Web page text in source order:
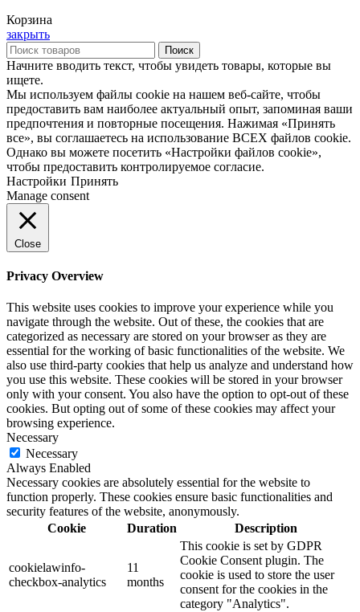
Корзина
закрыть
Поиск
Начните вводить текст, чтобы увидеть товары, которые вы
ищете.
Мы используем файлы cookie на нашем веб-сайте, чтобы
предоставить вам наиболее актуальный опыт, запоминая ваши
предпочтения и повторные посещения. Нажимая «Принять
все», вы соглашаетесь на использование ВСЕХ файлов cookie.
Однако вы можете посетить «Настройки файлов cookie»,
чтобы предоставить контролируемое согласие.
Настройки Принять
Manage consent
Close
Privacy Overview
This website uses cookies to improve your experience while you
navigate through the website. Out of these, the cookies that are
categorized as necessary are stored on your browser as they are
essential for the working of basic functionalities of the website. We
also use third-party cookies that help us analyze and understand how
you use this website. These cookies will be stored in your browser
only with your consent. You also have the option to opt-out of these
cookies. But opting out of some of these cookies may affect your
browsing experience.
Necessary
Necessary
Always Enabled
Necessary cookies are absolutely essential for the website to
function properly. These cookies ensure basic functionalities and
security features of the website, anonymously.
Cookie
Duration Description
cookielawinfo-
checkbox-analytics
11
months
This cookie is set by GDPR
Cookie Consent plugin. The
cookie is used to store the user
consent for the cookies in the
category "Analytics".